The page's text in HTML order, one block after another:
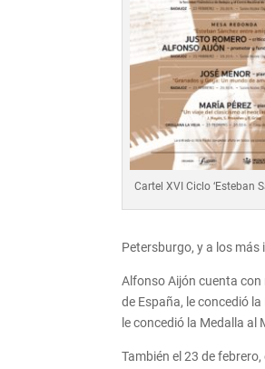
Cartel XVI Ciclo ‘Esteban
Petersburgo, y a los
Alfonso Aijón cuenta con
de España, le concedió
le concedió la Medalla
También el 23 de